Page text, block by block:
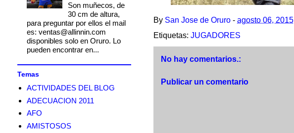
By San Jose de Oruro - agosto 06, 2015
Etiquetas: JUGADORES
No hay comentarios.:
Publicar un comentario
Son muñecos, de
30 cm de altura,
para preguntar por ellos el mail
es: ventas@allinnin.com
disponibles solo en Oruro. Lo
pueden encontrar en...
Temas
ACTIVIDADES DEL BLOG
ADECUACION 2011
AFO
AMISTOSOS